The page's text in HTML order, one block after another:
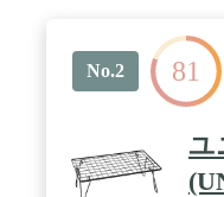
らず簡単に持ち運
時サイズ： 約
態）、約
時サイズ： 約
荷重:1段時（一番
時（一番低い状態
アルミニウム / 【付
No.2 81
ユ